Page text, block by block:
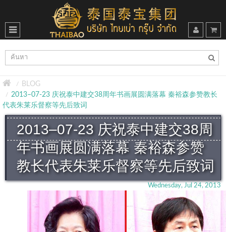
BLOG
2013–07-23 庆祝泰中建交38周年书画展圆满落幕 秦裕森参赞教长
代表朱莱乐督察等先后致词
2013–07-23 庆祝泰中建交38周
年书画展圆满落幕 秦裕森参赞
教长代表朱莱乐督察等先后致词
Wednesday, Jul 24, 2013